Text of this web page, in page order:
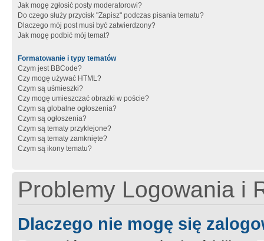
Jak mogę zgłosić posty moderatorowi?
Do czego służy przycisk "Zapisz" podczas pisania tematu?
Dlaczego mój post musi być zatwierdzony?
Jak mogę podbić mój temat?
Formatowanie i typy tematów
Czym jest BBCode?
Czy mogę używać HTML?
Czym są uśmieszki?
Czy mogę umieszczać obrazki w poście?
Czym są globalne ogłoszenia?
Czym są ogłoszenia?
Czym są tematy przyklejone?
Czym są tematy zamknięte?
Czym są ikony tematu?
Problemy Logowania i
Dlaczego nie mogę się